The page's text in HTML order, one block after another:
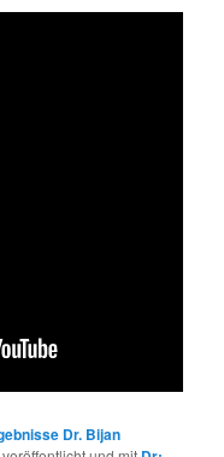
Dr. Bijan